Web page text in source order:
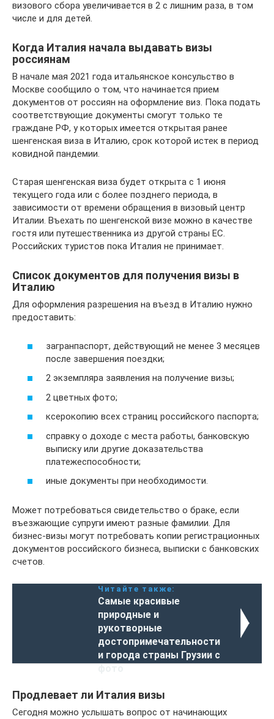
визового сбора увеличивается в 2 с лишним раза, в том
числе и для детей.
Когда Италия начала выдавать визы
россиянам
В начале мая 2021 года итальянское консульство в
Москве сообщило о том, что начинается прием
документов от россиян на оформление виз. Пока подать
соответствующие документы смогут только те
граждане РФ, у которых имеется открытая ранее
шенгенская виза в Италию, срок которой истек в период
ковидной пандемии.
Старая шенгенская виза будет открыта с 1 июня
текущего года или с более позднего периода, в
зависимости от времени обращения в визовый центр
Италии. Въехать по шенгенской визе можно в качестве
гостя или путешественника из другой страны ЕС.
Российских туристов пока Италия не принимает.
Список документов для получения визы в
Италию
Для оформления разрешения на въезд в Италию нужно
предоставить:
загранпаспорт, действующий не менее 3 месяцев
после завершения поездки;
2 экземпляра заявления на получение визы;
2 цветных фото;
ксерокопию всех страниц российского паспорта;
справку о доходе с места работы, банковскую
выписку или другие доказательства
платежеспособности;
иные документы при необходимости.
Может потребоваться свидетельство о браке, если
въезжающие супруги имеют разные фамилии. Для
бизнес-визы могут потребовать копии регистрационных
документов российского бизнеса, выписки с банковских
счетов.
Читайте также:
Самые красивые
природные и
рукотворные
достопримечательности
и города страны Грузии с
Продлевает ли Италия визы
Сегодня можно услышать вопрос от начинающих